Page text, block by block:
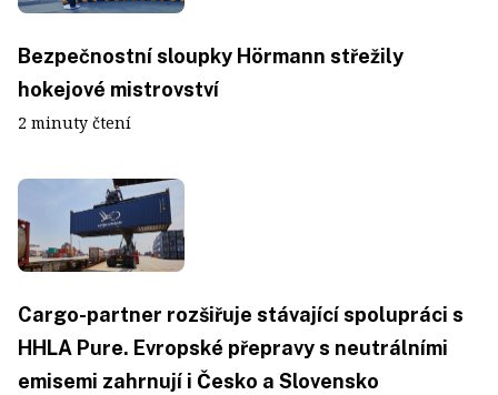
Bezpečnostní sloupky Hörmann střežily
hokejové mistrovství
2 minuty čtení
Cargo-partner rozšiřuje stávající spolupráci s
HHLA Pure. Evropské přepravy s neutrálními
emisemi zahrnují i Česko a Slovensko